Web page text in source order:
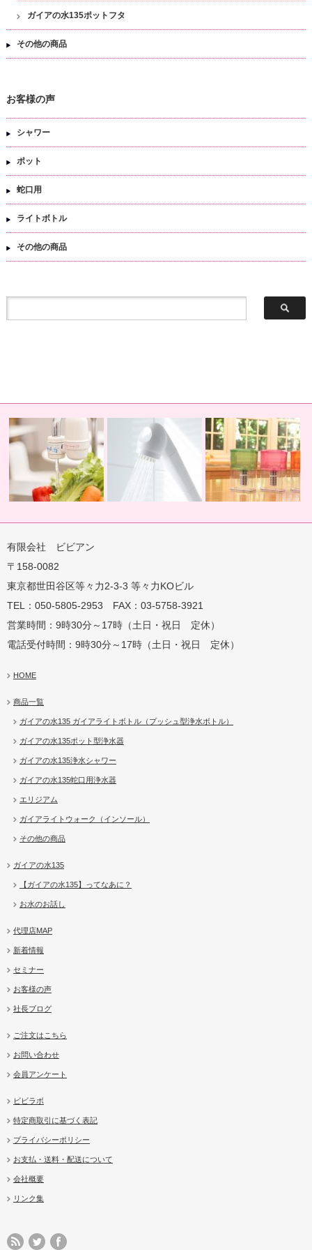
ガイアの水135ポットフタ
その他の商品
お客様の声
シャワー
ポット
蛇口用
ライトボトル
その他の商品
蛇口用地球の恵みを シャワー
有限会社 ビビアン
〒158-0082
東京都世田谷区等々力2-3-3 等々力KOビル
TEL：050-5805-2953 FAX：03-5758-3921
営業時間：9時30分～17時（土日・祝日 定休）
電話受付時間：9時30分～17時（土日・祝日 定休）
HOME
商品一覧
ガイアの水135 ガイアライトボトル（プッシュ型浄水ボトル）
ガイアの水135ポット型浄水器
ガイアの水135浄水シャワー
ガイアの水135蛇口用浄水器
エリジアム
ガイアライトウォーク（インソール）
その他の商品
ガイアの水135
【ガイアの水135】ってなあに？
お水のお話し
代理店MAP
新着情報
セミナー
お客様の声
社長ブログ
ご注文はこちら
お問い合わせ
会員アンケート
ビビラボ
特定商取引に基づく表記
プライバシーポリシー
お支払・送料・配送について
会社概要
リンク集